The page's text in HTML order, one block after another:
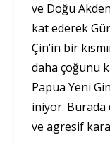
ve Doğu
kat ederek
Çin’in bir
daha çoğunu
Papua Yeni
iniyor. Burada
ve agresif